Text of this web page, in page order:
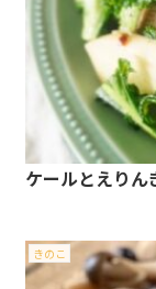
ケールとえりん
きのこ